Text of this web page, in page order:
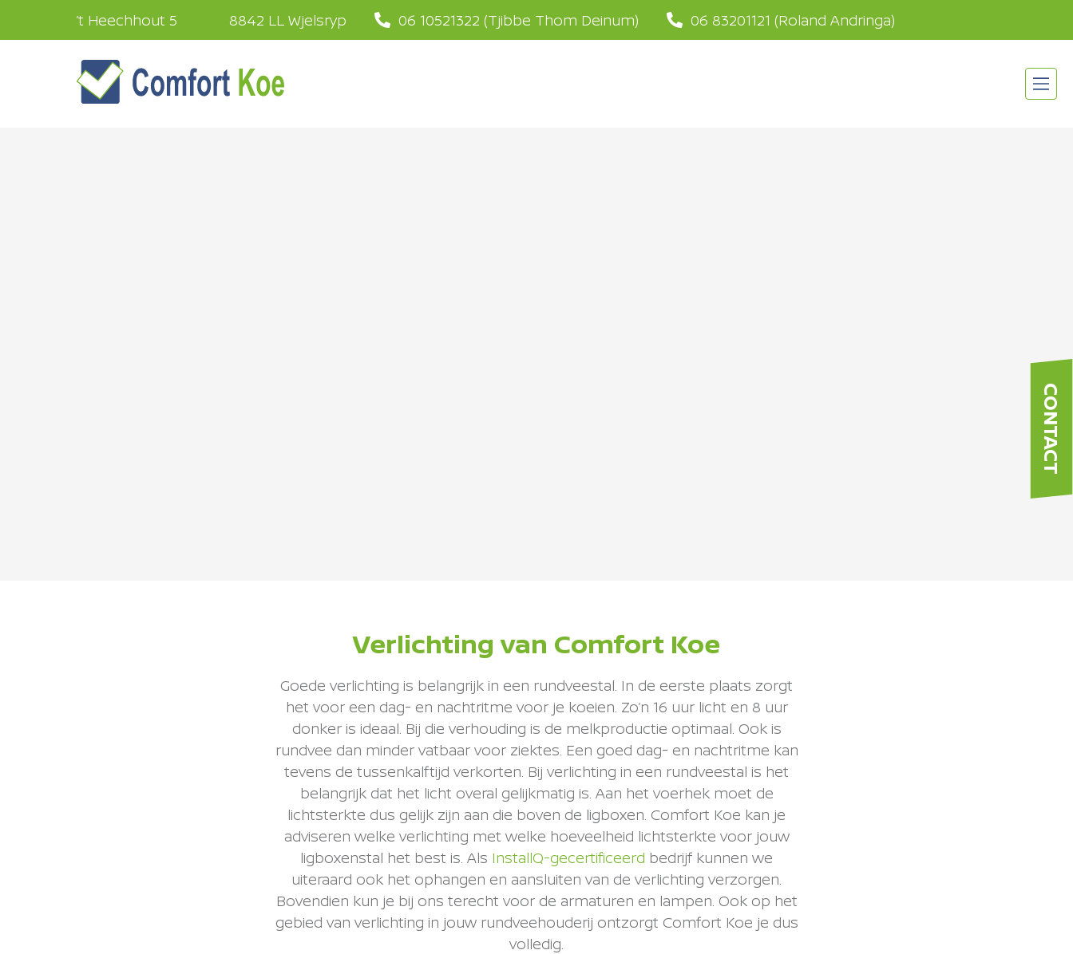
’t Heechhout 5 8842 LL Wjelsryp 06 10521322 (Tjibbe Thom Deinum) 06 83201121 (Roland Andringa)
Verlichting van Comfort Koe
Goede verlichting is belangrijk in een rundveestal. In de eerste plaats zorgt
het voor een dag- en nachtritme voor je koeien. Zo’n 16 uur licht en 8 uur
donker is ideaal. Bij die verhouding is de melkproductie optimaal. Ook is
rundvee dan minder vatbaar voor ziektes. Een goed dag- en nachtritme kan
tevens de tussenkalftijd verkorten. Bij verlichting in een rundveestal is het
belangrijk dat het licht overal gelijkmatig is. Aan het voerhek moet de
lichtsterkte dus gelijk zijn aan die boven de ligboxen. Comfort Koe kan je
adviseren welke verlichting met welke hoeveelheid lichtsterkte voor jouw
ligboxenstal het best is. Als InstallQ-gecertificeerd bedrijf kunnen we
uiteraard ook het ophangen en aansluiten van de verlichting verzorgen.
Bovendien kun je bij ons terecht voor de armaturen en lampen. Ook op het
gebied van verlichting in jouw rundveehouderij ontzorgt Comfort Koe je dus
volledig.
CONTACT